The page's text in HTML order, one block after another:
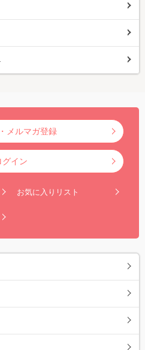
メルマガ登録
グイン
お気に入りリスト